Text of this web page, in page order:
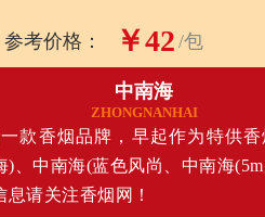
参考价格： ￥42 /包
中南海
ZHONGNANHAI
款香烟品牌，早起作为特供
、中南海(蓝色风尚、中南海
请关注香烟网！